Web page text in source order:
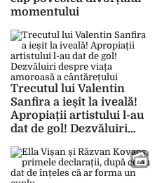
momentului
Trecutul lui Valentin
Sanfira a ieșit la iveală!
Apropiații artistului l-au
dat de gol! Dezvăluiri
cântărețului